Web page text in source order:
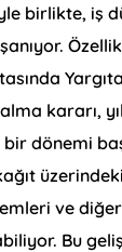
birlikte, iş
kararı,
dönemi
ve
Bu